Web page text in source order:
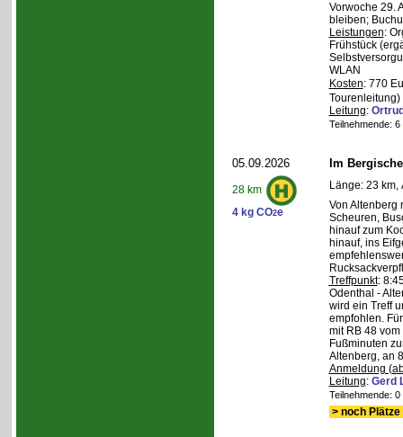
Vorwoche 29.
bleiben;
Leistungen:
Frühstück
WLAN
Kosten: 770
Tourenleitung)
Leitung:
Teilnehmende:
05.09.2026
28 km
4 kg CO2e
Im
Länge: 23 km,
Von Altenberg
Scheuren,
hinauf zum
hinauf, ins
Treffpunkt:
Odenthal -
wird ein Treff
empfohlen.
mit RB 48
Fußminuten
Altenberg, an
Anmeldung
Leitung: Gerd
Teilnehmende:
> noch